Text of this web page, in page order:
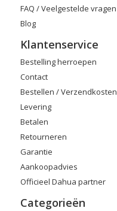
FAQ / Veelgestelde vragen
Blog
Klantenservice
Bestelling herroepen
Contact
Bestellen / Verzendkosten
Levering
Betalen
Retourneren
Garantie
Aankoopadvies
Officieel Dahua partner
Categorieën